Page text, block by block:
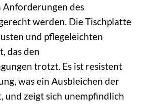
Anforderungen des
werden. Die Tischplatte
und pflegeleichten
das den
trotzt. Es ist resistent
was ein Ausbleichen der
und zeigt sich unempfindlich